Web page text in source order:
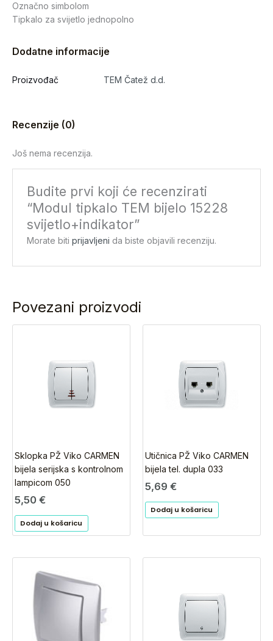
Označno simbolom
Tipkalo za svijetlo jednopolno
Dodatne informacije
Proizvođač TEM Čatež d.d.
Recenzije (0)
Još nema recenzija.
Budite prvi koji će recenzirati
“Modul tipkalo TEM bijelo 15228
svijetlo+indikator”
Morate bitiprijavljeni da biste objavili recenziju.
Povezani proizvodi
Sklopka PŽ Viko CARMEN
bijela serijska s kontrolnom
lampicom 050
5,50 €
Dodaj u košaricu
Utičnica PŽ Viko CARMEN
bijela tel. dupla 033
5,69 €
Dodaj u košaricu